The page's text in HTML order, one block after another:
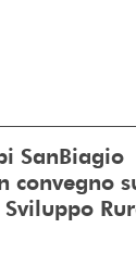
SanBiagio
convegno